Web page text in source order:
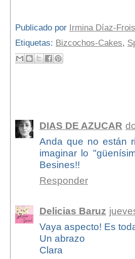
Publicado por Irmina Díaz-
Etiquetas: Bizcochos-Cakes,
DIAS DE AZUCAR
Anda que no están
imaginar lo
Besines!!
Responder
Delicias Baruz
Vaya aspecto! Es
Un abrazo
Clara